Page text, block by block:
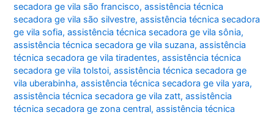
secadora ge vila são francisco,assistência técnica
secadora ge vila são silvestre,assistência técnica secadora
ge vila sofia,assistência técnica secadora ge vila sônia,
assistência técnica secadora ge vila suzana,assistência
técnica secadora ge vila tiradentes,assistência técnica
secadora ge vila tolstoi,assistência técnica secadora ge
vila uberabinha,assistência técnica secadora ge vila yara,
assistência técnica secadora ge vila zatt,assistência
técnica secadora ge zona central,assistência técnica